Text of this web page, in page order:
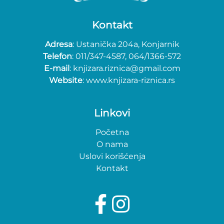
Kontakt
Adresa: Ustanička 204a, Konjarnik
Telefon: 011/347-4587, 064/1366-572
E-mail : knjizara.riznica@gmail.com
Website: www.knjizara-riznica.rs
Linkovi
Početna
O nama
Uslovi korišćenja
Kontakt